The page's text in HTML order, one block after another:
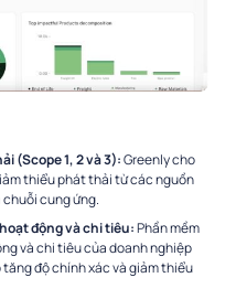
(Scope 1, 2 và 3):Greenly cho
thiểu phát thải từ các nguồn
cung ứng.
động và chi tiêu:Phần mềm
và chi tiêu của doanh nghiệp
độ chính xác và giảm thiểu